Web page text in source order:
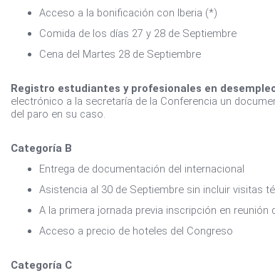
Acceso a la bonificación con Iberia (*)
Comida de los días 27 y 28 de Septiembre
Cena del Martes 28 de Septiembre
Registro estudiantes y profesionales en
electrónico a la secretaría de la Conferencia un
del paro en su caso.
Categoría B
Entrega de documentación del internacional
Asistencia al 30 de Septiembre sin incluir visitas
A la primera jornada previa inscripción en reunión
Acceso a precio de hoteles del Congreso
Categoría C